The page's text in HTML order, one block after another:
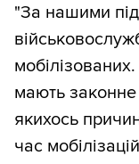
"За нашими
мають законне
якихось
час